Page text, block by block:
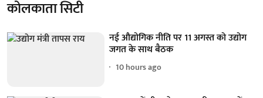
कोलकाता सिटी
नई औद्योगिक नीति पर 11 अगस्त को उद्योग
जगत के साथ बैठक
10 hours ago